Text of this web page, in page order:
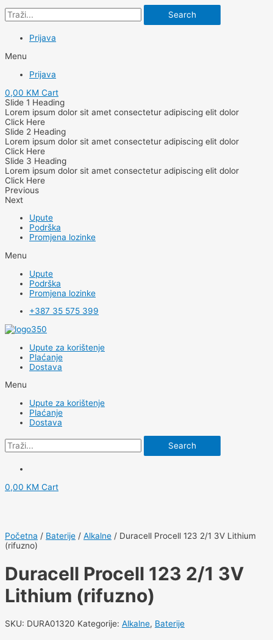
Search
Prijava
Menu
Prijava
0,00 KM Cart
Slide 1 Heading
Lorem ipsum dolor sit amet consectetur adipiscing elit dolor
Click Here
Slide 2 Heading
Lorem ipsum dolor sit amet consectetur adipiscing elit dolor
Click Here
Slide 3 Heading
Lorem ipsum dolor sit amet consectetur adipiscing elit dolor
Click Here
Previous
Next
Upute
Podrška
Promjena lozinke
Menu
Upute
Podrška
Promjena lozinke
+387 35 575 399
Upute za korištenje
Plaćanje
Dostava
Menu
Upute za korištenje
Plaćanje
Dostava
Search
0,00 KM Cart
Početna / Baterije / Alkalne / Duracell Procell 123 2/1 3V Lithium
(rifuzno)
Duracell Procell 123 2/1 3V
Lithium (rifuzno)
SKU: DURA01320 Kategorije: Alkalne, Baterije